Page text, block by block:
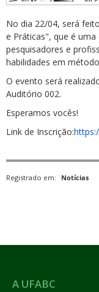
No dia 22/04, será
e Práticas", que é
pesquisadores e
habilidades em
O evento será
Auditório 002.
Esperamos vocês!
Link de Inscrição:
Registrado em: Notícias
A UFABC